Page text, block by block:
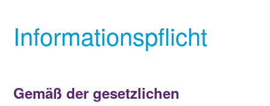
Informationspflicht
Gemäß der gesetzlichen